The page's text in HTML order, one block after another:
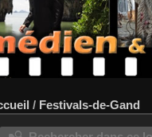
/ Festivals-de-Gand